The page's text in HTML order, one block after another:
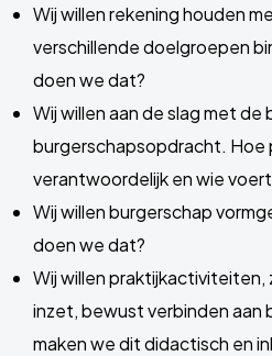
Wij willen rekening houden
verschillende doelgroepen
doen we dat?
Wij willen aan de slag met de
burgerschapsopdracht. Hoe
verantwoordelijk en wie
Wij willen burgerschap
doen we dat?
Wij willen praktijkactiviteiten,
inzet, bewust verbinden aan
maken we dit didactisch en